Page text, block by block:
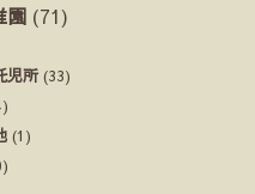
園 (71)
児所(33)
(1)